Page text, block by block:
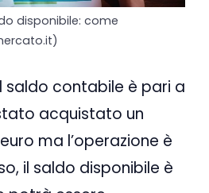
disponibile: come
saldo contabile è pari a
acquistato un
ma l’operazione è
il saldo disponibile è